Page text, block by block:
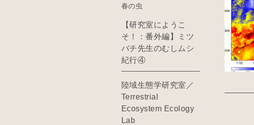
春の虫
【研究室にようこ
そ！：番外編】ミツ
バチ先生のむしムシ
紀行④
陸域生態学研究室／
Terrestrial
Ecosystem Ecology
Lab